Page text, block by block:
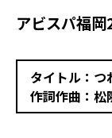
アビスパ福
タイトル：つ
作詞作曲：松